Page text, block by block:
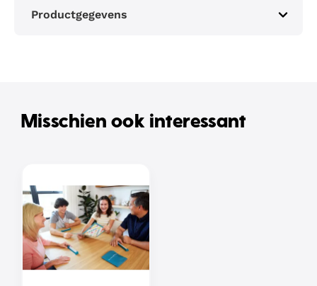
Productgegevens
Misschien ook interessant